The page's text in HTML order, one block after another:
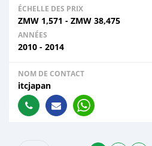
ÉCHELLE DES PRIX
ZMW 1,571 - ZMW 38,475
ANNÉES
2010 - 2014
NOM DE CONTACT
itcjapan